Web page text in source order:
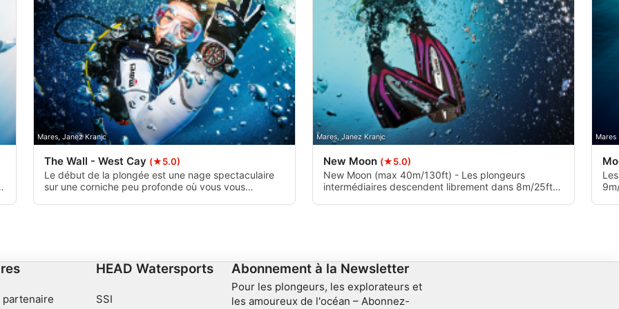
Mares, Janez Kranjc
The Wall - West Cay (★5.0)
Le début de la plongée est une nage spectaculaire
sur une corniche peu profonde où vous vous
Mares, Janez Kranjc
New Moon (★5.0)
New Moon (max 40m/130ft) - Les plongeurs
intermédiaires descendent librement dans 8m/25ft
Mares
partenaire
HEAD Watersports
SSI
Abonnement à la Newsletter
Pour les plongeurs, les explorateurs et
les amoureux de l'océan – Abonnez-
de données